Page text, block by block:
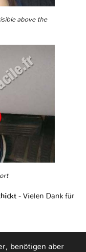
above the
- Vielen Dank für
benötigen aber